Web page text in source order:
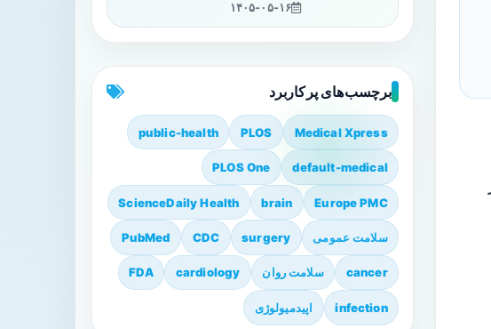
۱۴۰۵-۰۵-۱۶
برچسب‌های پرکاربرد
Medical Xpress
PLOS
public-health
default-medical
PLOS One
Europe PMC
brain
ScienceDaily Health
سلامت عمومی surgery
CDC
PubMed
cancer سلامت روان cardiology
FDA
infection اپیدمیولوژی